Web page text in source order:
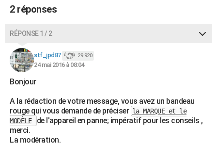
CARTE DE VOEUX
Carte de Noël
Carte Bonne année
Carte Saint-Valentin
Carte Pâques
Carte d'anniversaire
DICTIONNAIRE
Dictionnaire
Biographies
Citations
Expressions
Proverbes
PROGRAMME TV
FORUM
Bricolage
Lifestyle
Culture
Sport
Auto
Television
Voyage
Cinema
2 réponses
RÉPONSE 1 / 2
stf_jpd87 29 920
24 mai 2016 à 08:04
Bonjour
A la rédaction de votre message, vous avez un bandeau
rouge qui vous demande de préciser la MARQUE et le
MODÈLE
de l'appareil en panne; impératif pour les conseils ,
merci.
La modération.